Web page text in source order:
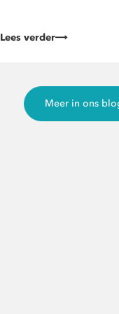
Lees verder
Meer in ons